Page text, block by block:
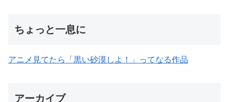
ちょっと一息に
アニメ見てたら「黒い砂漠しよ！」ってなる作品
アーカイブ